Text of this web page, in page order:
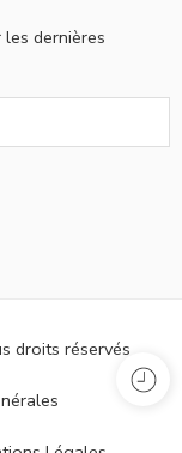
dernières
droits réservés